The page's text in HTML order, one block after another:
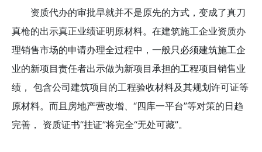
资质代办的审批早就并不是原先的方式，变成了真刀
真枪的出示真正业绩证明原材料。在建筑施工企业资质办
理销售市场的申请办理全过程中，一般只必须建筑施工企
业的新项目责任者出示做为新项目承担的工程项目销售业
绩， 包含公司建筑项目的工程验收材料及其规划许可证等
原材料。而且房地产营改增、“四库一平台”等对策的日趋
完善， 资质证书“挂证”将完全“无处可藏”。